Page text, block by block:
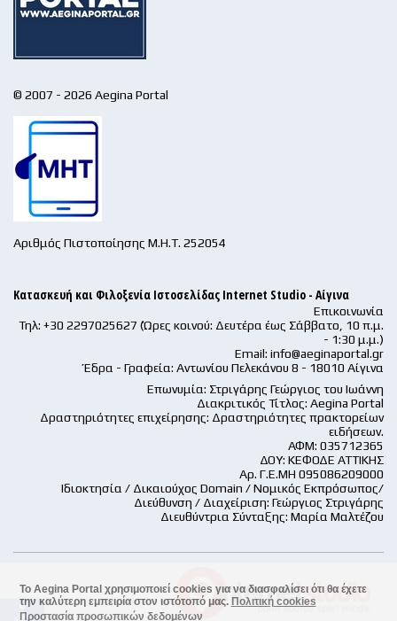
Το Aegina Portal χρησιμοποιεί cookies για να διασφαλίσει ότι θα έχετε
την καλύτερη εμπειρία στον ιστότοπό μας. Πολιτική cookies
Προστασία προσωπικών δεδομένων
© 2007 - 2026 Aegina Portal
Αριθμός Πιστοποίησης Μ.Η.Τ. 252054
Κατασκευή και Φιλοξενία Ιστοσελίδας Internet Studio - Αίγινα
Επικοινωνία
Τηλ: +30 2297025627 (Ώρες κοινού: Δευτέρα έως Σάββατο, 10 π.μ.
- 1:30 μ.μ.)
Email: info@aeginaportal.gr
Έδρα - Γραφεία: Αντωνίου Πελεκάνου 8 - 18010 Αίγινα
Επωνυμία: Στριγάρης Γεώργιος του Ιωάννη
Διακριτικός Τίτλος: Aegina Portal
Δραστηριότητες επιχείρησης: Δραστηριότητες πρακτορείων
ειδήσεων.
ΑΦΜ: 035712365
ΔΟΥ: ΚΕΦΟΔΕ ΑΤΤΙΚΗΣ
Αρ. Γ.Ε.ΜΗ 095086209000
Ιδιοκτησία / Δικαιούχος Domain / Νομικός Εκπρόσωπος/
Διεύθυνση / Διαχείριση: Γεώργιος Στριγάρης
Διευθύντρια Σύνταξης: Μαρία Μαλτέζου